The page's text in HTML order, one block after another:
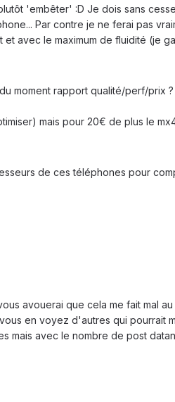
'embêter' :D Je dois sans
Par contre je ne ferai pas
avec le maximum de fluidité (je
moment rapport qualité/perf/prix
mais pour 20€ de plus le
de ces téléphones pour
avouerai que cela me fait mal
en voyez d'autres qui
mais avec le nombre de post